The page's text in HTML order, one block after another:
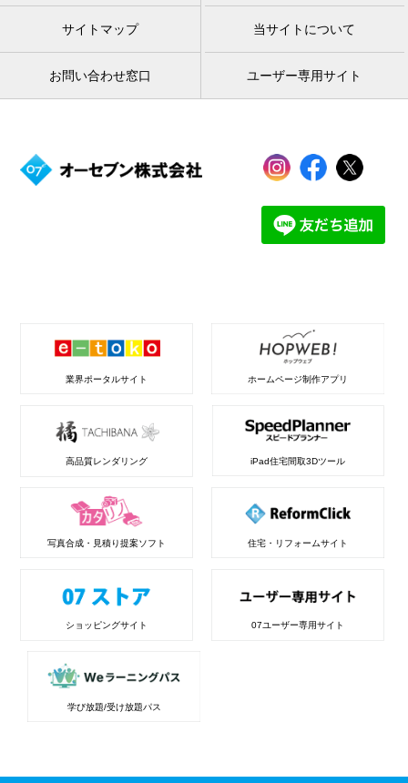
サイトマップ 当サイトについて
お問い合わせ窓口 ユーザー専用サイト
業界ポータルサイト ホームページ制作アプリ
高品質レンダリング iPad住宅間取3Dツール
写真合成・見積り提案ソフト 住宅・リフォームサイト
ショッピングサイト 07ユーザー専用サイト
学び放題/受け放題パス